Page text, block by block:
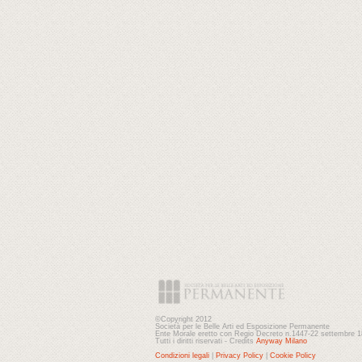
©Copyright 2012
Società per le Belle Arti ed Esposizione Permanente
Ente Morale eretto con Regio Decreto n.1447-22 settembre
Tutti i diritti riservati - Credits Anyway Milano
Condizioni legali
Privacy Policy Cookie Policy